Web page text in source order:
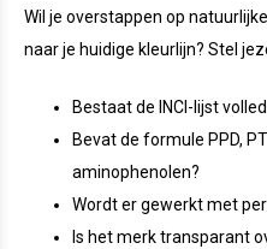
Wil je overstappen op
naar je huidige kleurlijn? Stel
Bestaat de INCI-lijst
Bevat de formule PPD,
aminophenolen?
Wordt er gewerkt met
Is het merk transparant